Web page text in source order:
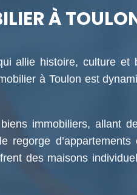
À
allie histoire, culture et
à Toulon est
immobiliers, allant
d’appartements
des maisons